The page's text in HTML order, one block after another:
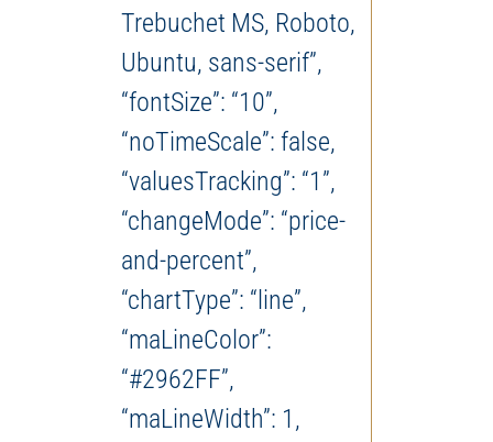
Trebuchet MS, Roboto,
Ubuntu, sans-serif”,
“fontSize”: “10”,
“noTimeScale”: false,
“valuesTracking”: “1”,
“changeMode”: “price-
and-percent”,
“chartType”: “line”,
“maLineColor”:
“#2962FF”,
“maLineWidth”: 1,